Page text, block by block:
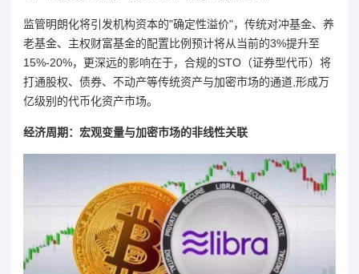
监管明朗化将引发机构资本的"确定性溢价"，传统对冲基金、养
老基金、主权财富基金的配置比例预计将从当前的3%提升至
15%-20%，更深远的影响在于，合规的STO（证券型代币）将
打通股权、债券、不动产等传统资产与加密市场的通道,形成万
亿级别的代币化资产市场。
经济周期：宏观变量与加密市场的非线性关联